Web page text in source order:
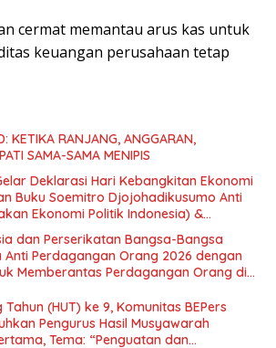
cermat memantau arus kas untuk
keuangan perusahaan tetap
KETIKA RANJANG, ANGGARAN,
SAMA-SAMA MENIPIS
Deklarasi Hari Kebangkitan Ekonomi
Buku Soemitro Djojohadikusumo Anti
Ekonomi Politik Indonesia) &
“Urgensi Undang-Undang Perekonomian
Sosial dalam Menata Bangsa
2045”,
dan Perserikatan Bangsa-Bangsa
Anti Perdagangan Orang 2026 dengan
Memberantas Perdagangan Orang di
(HUT) ke 9, Komunitas BEPers
Pengurus Hasil Musyawarah
Tema: “Penguatan dan